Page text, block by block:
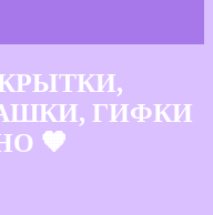
ГИФКИ
🧡